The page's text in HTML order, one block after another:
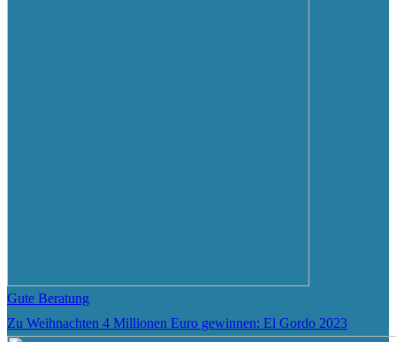
Gute Beratung
Zu Weihnachten 4 Millionen Euro gewinnen: El Gordo 2023